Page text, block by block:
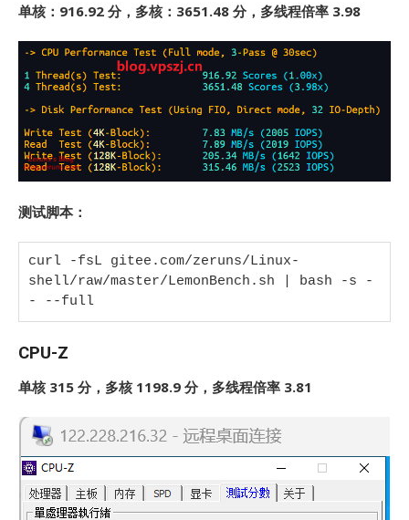
单核：916.92 分，多核：3651.48 分，多线程倍率 3.98
测试脚本：
curl -fsL gitee.com/zeruns/Linux-
shell/raw/master/LemonBench.sh | bash -s -
- --full
CPU-Z
单核 315 分，多核 1198.9 分，多线程倍率 3.81